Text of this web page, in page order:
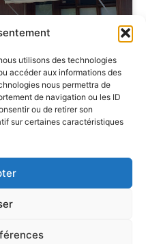
utilisons des technologies
accéder aux informations des
nous permettra de
de navigation ou les ID
ou de retirer son
sur certaines caractéristiques
St Egrève
de